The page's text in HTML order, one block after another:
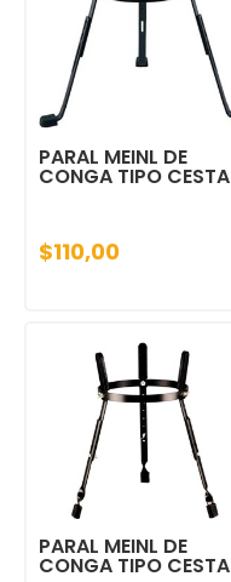
PARAL MEINL DE
CONGA TIPO CESTA
$110,00
PARAL MEINL DE
CONGA TIPO CESTA